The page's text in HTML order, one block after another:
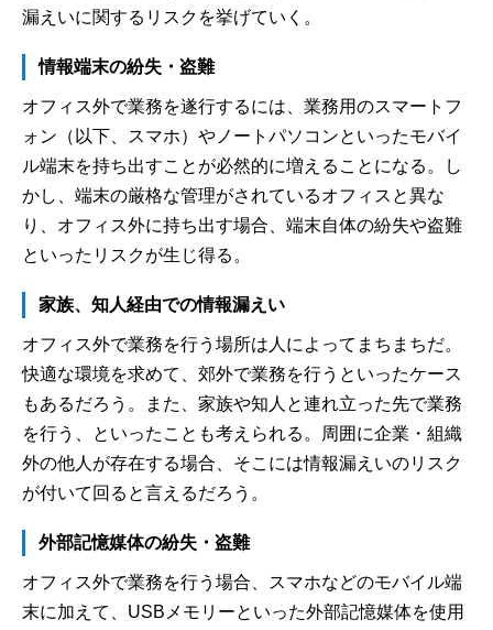
漏えいに関するリスクを挙げていく。
情報端末の紛失・盗難
オフィス外で業務を遂行するには、業務用のスマートフ
ォン（以下、スマホ）やノートパソコンといったモバイ
ル端末を持ち出すことが必然的に増えることになる。し
かし、端末の厳格な管理がされているオフィスと異な
り、オフィス外に持ち出す場合、端末自体の紛失や盗難
といったリスクが生じ得る。
家族、知人経由での情報漏えい
オフィス外で業務を行う場所は人によってまちまちだ。
快適な環境を求めて、郊外で業務を行うといったケース
もあるだろう。また、家族や知人と連れ立った先で業務
を行う、といったことも考えられる。周囲に企業・組織
外の他人が存在する場合、そこには情報漏えいのリスク
が付いて回ると言えるだろう。
外部記憶媒体の紛失・盗難
オフィス外で業務を行う場合、スマホなどのモバイル端
末に加えて、USBメモリーといった外部記憶媒体を使用